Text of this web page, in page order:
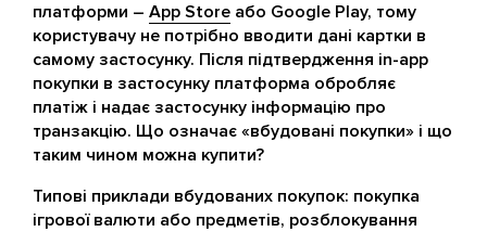
платформи – App Store або Google Play, тому
користувачу не потрібно вводити дані картки в
самому застосунку. Після підтвердження in-app
покупки в застосунку платформа обробляє
платіж і надає застосунку інформацію про
транзакцію. Що означає «вбудовані покупки» і що
таким чином можна купити?
Типові приклади вбудованих покупок: покупка
ігрової валюти або предметів, розблокування